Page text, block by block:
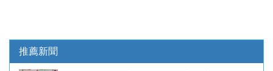
推薦新聞